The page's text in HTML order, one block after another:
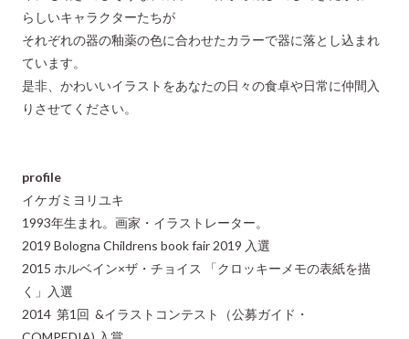
らしいキャラクターたちが
それぞれの器の釉薬の色に合わせたカラーで器に落とし込まれ
ています。
是非、かわいいイラストをあなたの日々の食卓や日常に仲間入
りさせてください。
profile
イケガミヨリユキ
1993年生まれ。画家・イラストレーター。
2019 Bologna Childrens book fair 2019 入選
2015 ホルベイン×ザ・チョイス 「クロッキーメモの表紙を描
く」入選
2014 第1回 &イラストコンテスト（公募ガイド・